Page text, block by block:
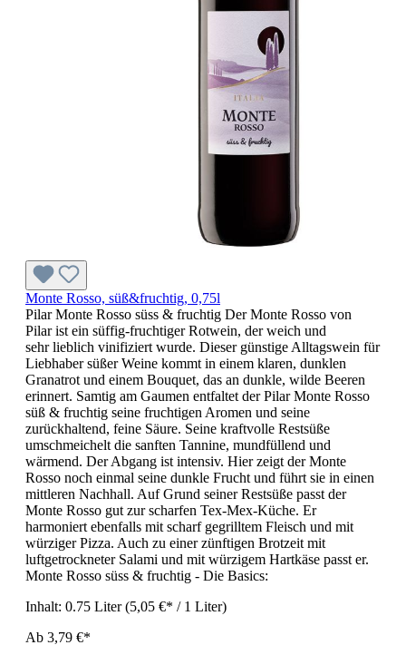
Monte Rosso, süß&fruchtig, 0,75l
Pilar Monte Rosso süss & fruchtig Der Monte Rosso von
Pilar ist ein süffig-fruchtiger Rotwein, der weich und
sehr lieblich vinifiziert wurde. Dieser günstige Alltagswein für
Liebhaber süßer Weine kommt in einem klaren, dunklen
Granatrot und einem Bouquet, das an dunkle, wilde Beeren
erinnert. Samtig am Gaumen entfaltet der Pilar Monte Rosso
süß & fruchtig seine fruchtigen Aromen und seine
zurückhaltend, feine Säure. Seine kraftvolle Restsüße
umschmeichelt die sanften Tannine, mundfüllend und
wärmend. Der Abgang ist intensiv. Hier zeigt der Monte
Rosso noch einmal seine dunkle Frucht und führt sie in einen
mittleren Nachhall. Auf Grund seiner Restsüße passt der
Monte Rosso gut zur scharfen Tex-Mex-Küche. Er
harmoniert ebenfalls mit scharf gegrilltem Fleisch und mit
würziger Pizza. Auch zu einer zünftigen Brotzeit mit
luftgetrockneter Salami und mit würzigem Hartkäse passt er.
Monte Rosso süss & fruchtig - Die Basics:
Inhalt: 0.75 Liter(5,05 €* / 1 Liter)
Ab 3,79 €*